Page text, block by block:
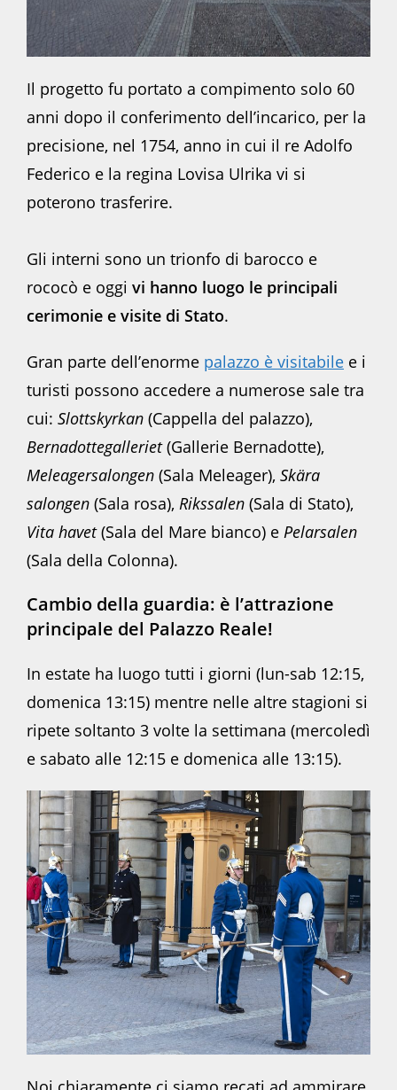
Il progetto fu portato a compimento solo 60
anni dopo il conferimento dell’incarico, per la
precisione, nel 1754, anno in cui il re Adolfo
Federico e la regina Lovisa Ulrika vi si
poterono trasferire.
Gli interni sono un trionfo di barocco e
rococò e oggi vi hanno luogo le principali
cerimonie e visite di Stato.
Gran parte dell’enorme palazzo è visitabile e i
turisti possono accedere a numerose sale tra
cui: Slottskyrkan (Cappella del palazzo),
Bernadottegalleriet(Gallerie Bernadotte),
Meleagersalongen (Sala Meleager), Skära
salongen (Sala rosa), Rikssalen (Sala di Stato),
Vita havet(Sala del Mare bianco) e Pelarsalen
(Sala della Colonna).
Cambio della guardia: è l’attrazione
principale del Palazzo Reale!
In estate ha luogo tutti i giorni (lun-sab 12:15,
domenica 13:15) mentre nelle altre stagioni si
ripete soltanto 3 volte la settimana (mercoledì
e sabato alle 12:15 e domenica alle 13:15).